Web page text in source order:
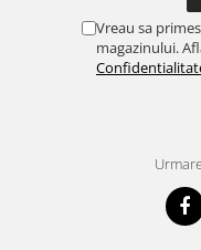
Vreau sa
magazinului.